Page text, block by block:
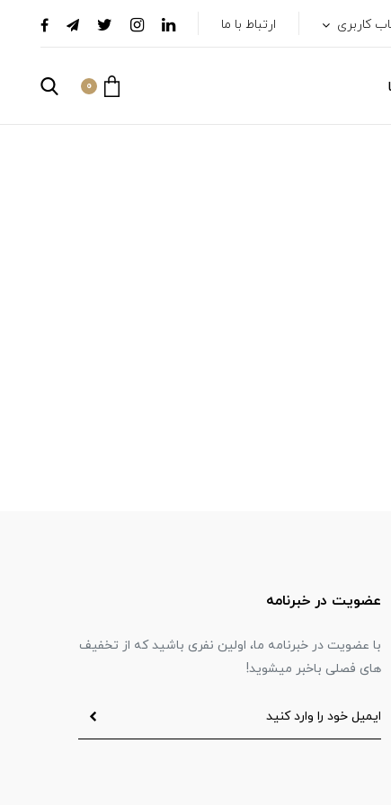
کاربری ارتباط با ما
0
عضویت در خبرنامه
با عضویت در خبرنامه ما، اولین نفری باشید که از تخفیف
های فصلی باخبر میشوید!